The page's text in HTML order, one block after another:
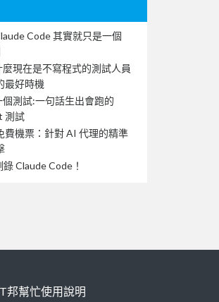
Code 其實就只是一個
麼現在是不寫程式的測試人員
最好時機
個測試:一句話生出會跑的
測試
費機票：針對 AI 代理的精準
Claude Code！
邦幫忙使用說明